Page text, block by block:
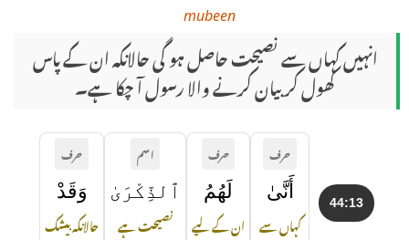
mubeen
انہیں کہاں سے نصیحت حاصل ہو گی حالانکہ ان کے پاس
کھول کر بیان کرنے والا رسول آ چکا ہے۔
44:13
حرف
أَنَّىٰ
کہاں سے
حرف
لَهُمُ
ان کے لیے
اسم
ٱلذِّكْرَىٰ
نصیحت ہے
حرف
وَقَدْ
حالانکہ بیشک